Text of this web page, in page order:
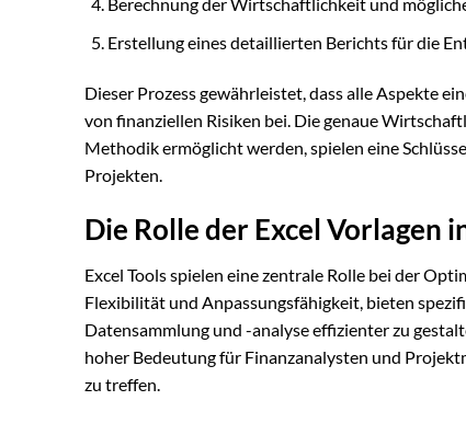
Berechnung der Wirtschaftlichkeit und
Erstellung eines detaillierten Berichts für die
Dieser Prozess gewährleistet, dass alle Aspekte
von finanziellen Risiken bei. Die genaue
Methodik ermöglicht werden, spielen eine
Projekten.
Die Rolle der Excel Vorlagen
Excel Tools spielen eine zentrale Rolle bei der
Flexibilität und Anpassungsfähigkeit, bieten
Datensammlung und -analyse effizienter zu
hoher Bedeutung für Finanzanalysten und
zu treffen.